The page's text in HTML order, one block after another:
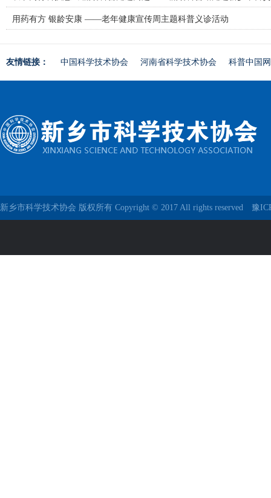
用药有方 银龄安康 ——老年健康宣传周主题科普义诊活动
友情链接： 中国科学技术协会 河南省科学技术协会 科普中国网
新乡市科学技术协会 版权所有 Copyright © 2017 All rights reserved 豫